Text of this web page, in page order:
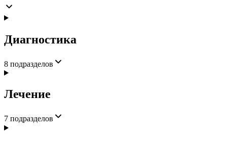
Диагностика
8 подразделов
Лечение
7 подразделов